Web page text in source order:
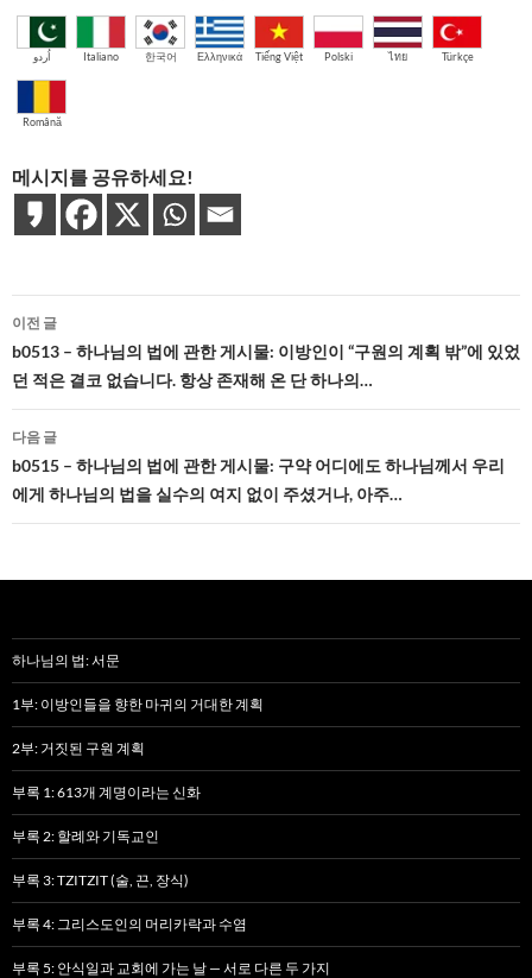
اُردو Italiano 한국어 Ελληνικά Tiếng Việt Polski ไทย Türkçe
Română
메시지를 공유하세요!
글
네
비
게
이
션
이전 글
b0513 – 하나님의 법에 관한 게시물: 이방인이 “구원의 계획 밖”에 있었
던 적은 결코 없습니다. 항상 존재해 온 단 하나의…
다음 글
b0515 – 하나님의 법에 관한 게시물: 구약 어디에도 하나님께서 우리
에게 하나님의 법을 실수의 여지 없이 주셨거나, 아주…
하나님의 법: 서문
1부: 이방인들을 향한 마귀의 거대한 계획
2부: 거짓된 구원 계획
부록 1: 613개 계명이라는 신화
부록 2: 할례와 기독교인
부록 3: TZITZIT (술, 끈, 장식)
부록 4: 그리스도인의 머리카락과 수염
부록 5: 안식일과 교회에 가는 날 — 서로 다른 두 가지